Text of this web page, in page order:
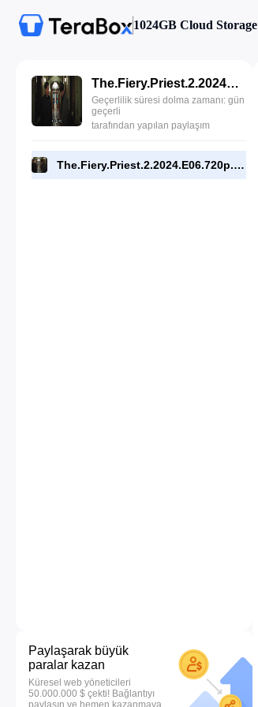
1024GB Cloud Storage
The.Fiery.Priest.2.2024.E06.720p.DSNP.WEB[RMC].mp4
Geçerlilik süresi dolma zamanı: gün
geçerli
tarafından yapılan paylaşım
The.Fiery.Priest.2.2024.E06.720p.DSNP.WEB[RMC].mp4
Paylaşarak büyük
paralar kazan
Küresel web yöneticileri
50.000.000 $ çekti! Bağlantıyı
paylaşın ve hemen kazanmaya